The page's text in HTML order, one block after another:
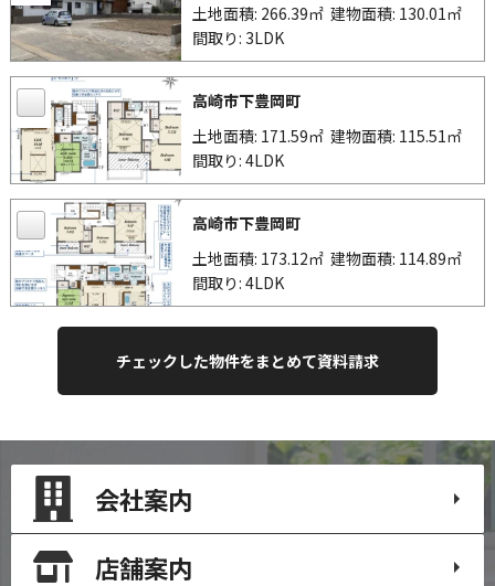
土地面積: 266.39㎡建物面積: 130.01㎡
間取り: 3LDK
高崎市下豊岡町
土地面積: 171.59㎡建物面積: 115.51㎡
間取り: 4LDK
高崎市下豊岡町
土地面積: 173.12㎡建物面積: 114.89㎡
間取り: 4LDK
会社案内
店舗案内